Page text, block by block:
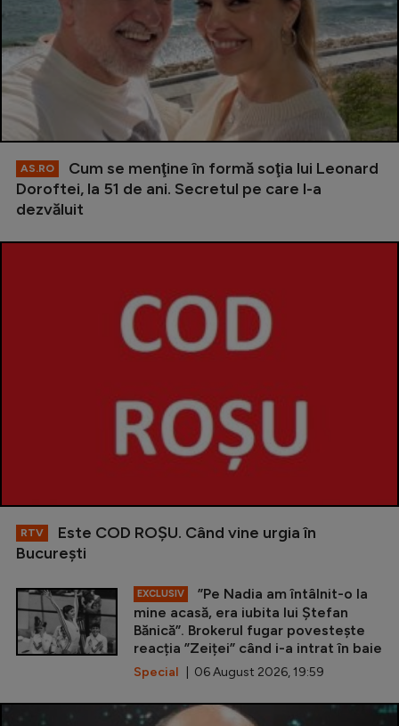
AS.RO
Cum se menţine în formă soţia lui Leonard
Doroftei, la 51 de ani. Secretul pe care l-a
dezvăluit
RTV
Este COD ROŞU. Când vine urgia în
Bucureşti
EXCLUSIV
”Pe Nadia am întâlnit-o la
mine acasă, era iubita lui Ștefan
Bănică”. Brokerul fugar povestește
reacția ”Zeiței” când i-a intrat în baie
Special | 06 August 2026, 19:59